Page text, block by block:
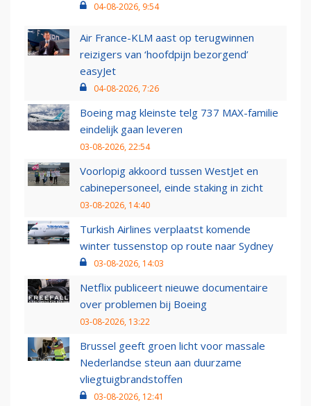
04-08-2026, 9:54
Air France-KLM aast op terugwinnen
reizigers van ‘hoofdpijn bezorgend’
easyJet
04-08-2026, 7:26
Boeing mag kleinste telg 737 MAX-familie
eindelijk gaan leveren
03-08-2026, 22:54
Voorlopig akkoord tussen WestJet en
cabinepersoneel, einde staking in zicht
03-08-2026, 14:40
Turkish Airlines verplaatst komende
winter tussenstop op route naar Sydney
03-08-2026, 14:03
Netflix publiceert nieuwe documentaire
over problemen bij Boeing
03-08-2026, 13:22
Brussel geeft groen licht voor massale
Nederlandse steun aan duurzame
vliegtuigbrandstoffen
03-08-2026, 12:41